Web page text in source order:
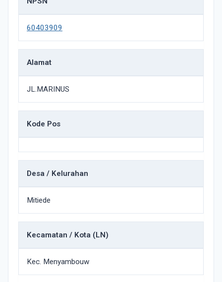
60403909
Alamat
JL.MARINUS
Kode Pos
Desa / Kelurahan
Mitiede
Kecamatan / Kota (LN)
Kec. Menyambouw